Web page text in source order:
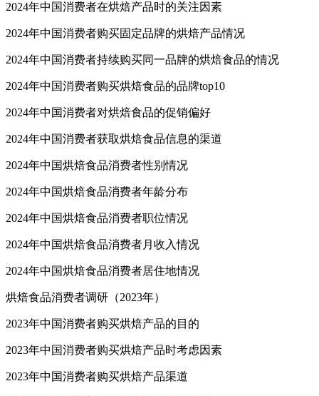
2024年中国消费者在烘焙产品时的关注因素
2024年中国消费者购买固定品牌的烘焙产品情况
2024年中国消费者持续购买同一品牌的烘焙食品的情况
2024年中国消费者购买烘焙食品的品牌top10
2024年中国消费者对烘焙食品的促销偏好
2024年中国消费者获取烘焙食品信息的渠道
2024年中国烘焙食品消费者性别情况
2024年中国烘焙食品消费者年龄分布
2024年中国烘焙食品消费者职位情况
2024年中国烘焙食品消费者月收入情况
2024年中国烘焙食品消费者居住地情况
烘焙食品消费者调研（2023年）
2023年中国消费者购买烘焙产品的目的
2023年中国消费者购买烘焙产品时考虑因素
2023年中国消费者购买烘焙产品渠道